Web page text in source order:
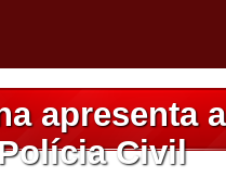
apresenta
Civil